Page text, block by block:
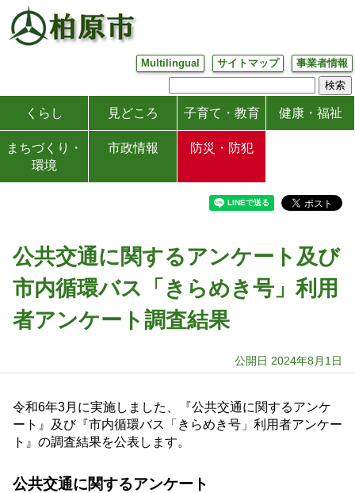
Multilingual サイトマップ 事業者情報
くらし 見どころ 子育て・教育 健康・福祉
まちづくり・
環境
市政情報 防災・防犯
公共交通に関するアンケート及び
市内循環バス「きらめき号」利用
者アンケート調査結果
公開日 2024年8月1日
令和6年3月に実施しました、『公共交通に関するアンケ
ート』及び『市内循環バス「きらめき号」利用者アンケー
ト』の調査結果を公表します。
公共交通に関するアンケート